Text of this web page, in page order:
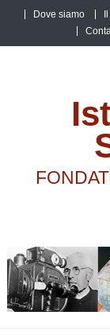
content
Dove siamo